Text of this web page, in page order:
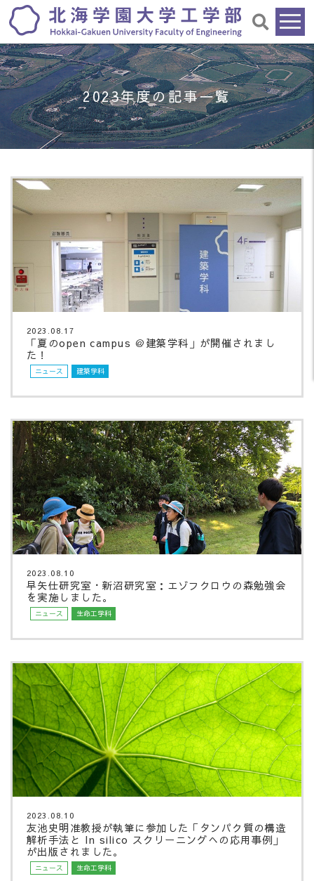
2023年度の記事一覧
2023.08.17
「夏のopen campus ＠建築学科」が開催されまし
た！
ニュース 建築学科
2023.08.10
早矢仕研究室・新沼研究室：エゾフクロウの森勉強会
を実施しました。
ニュース 生命工学科
2023.08.10
友池史明准教授が執筆に参加した「タンパク質の構造
解析手法と In silico スクリーニングへの応用事例」
が出版されました。
ニュース 生命工学科